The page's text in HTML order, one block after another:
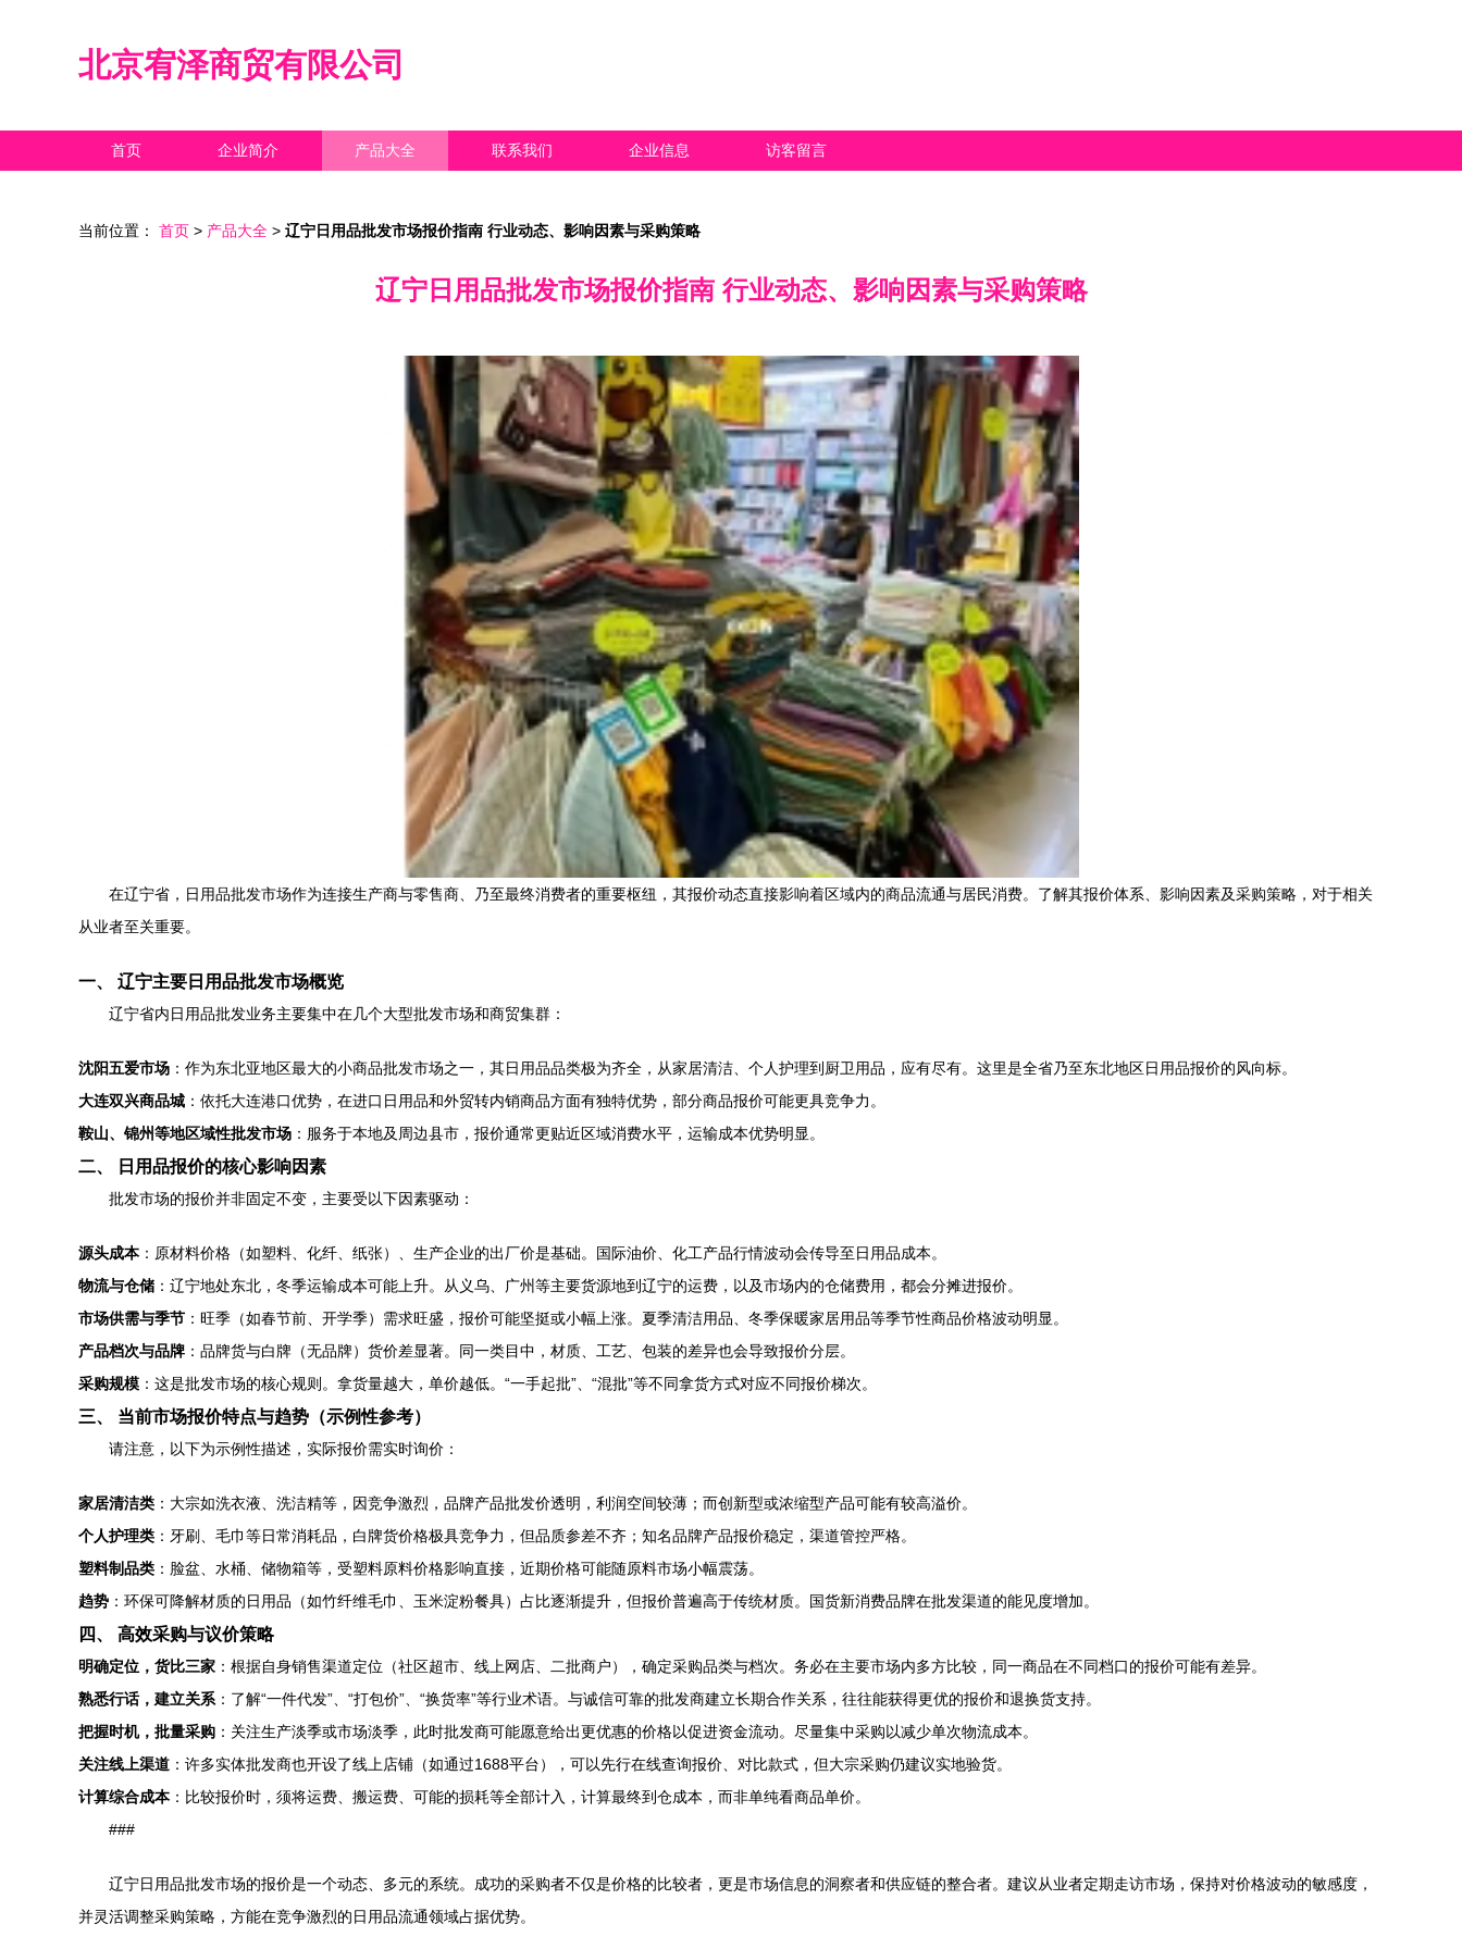
北京宥泽商贸有限公司
首页 企业简介 产品大全 联系我们 企业信息 访客留言
当前位置： 首页 > 产品大全 > 辽宁日用品批发市场报价指南 行业动态、影响因素与采购策略
辽宁日用品批发市场报价指南 行业动态、影响因素与采购策略
在辽宁省，日用品批发市场作为连接生产商与零售商、乃至最终消费者的重要枢纽，其报价动态直接影响着区域内的商品流通与居民消费。了解其报价体系、影响因素及采购策略，对于相关
从业者至关重要。
一、 辽宁主要日用品批发市场概览
辽宁省内日用品批发业务主要集中在几个大型批发市场和商贸集群：
沈阳五爱市场 ：作为东北亚地区最大的小商品批发市场之一，其日用品品类极为齐全，从家居清洁、个人护理到厨卫用品，应有尽有。这里是全省乃至东北地区日用品报价的风向标。
大连双兴商品城 ：依托大连港口优势，在进口日用品和外贸转内销商品方面有独特优势，部分商品报价可能更具竞争力。
鞍山、锦州等地区域性批发市场 ：服务于本地及周边县市，报价通常更贴近区域消费水平，运输成本优势明显。
二、 日用品报价的核心影响因素
批发市场的报价并非固定不变，主要受以下因素驱动：
源头成本：原材料价格（如塑料、化纤、纸张）、生产企业的出厂价是基础。国际油价、化工产品行情波动会传导至日用品成本。
物流与仓储 ：辽宁地处东北，冬季运输成本可能上升。从义乌、广州等主要货源地到辽宁的运费，以及市场内的仓储费用，都会分摊进报价。
市场供需与季节 ：旺季（如春节前、开学季）需求旺盛，报价可能坚挺或小幅上涨。夏季清洁用品、冬季保暖家居用品等季节性商品价格波动明显。
产品档次与品牌 ：品牌货与白牌（无品牌）货价差显著。同一类目中，材质、工艺、包装的差异也会导致报价分层。
采购规模 ：这是批发市场的核心规则。拿货量越大，单价越低。“一手起批”、“混批”等不同拿货方式对应不同报价梯次。
三、 当前市场报价特点与趋势（示例性参考）
请注意，以下为示例性描述，实际报价需实时询价：
家居清洁类 ：大宗如洗衣液、洗洁精等，因竞争激烈，品牌产品批发价透明，利润空间较薄；而创新型或浓缩型产品可能有较高溢价。
个人护理类 ：牙刷、毛巾等日常消耗品，白牌货价格极具竞争力，但品质参差不齐；知名品牌产品报价稳定，渠道管控严格。
塑料制品类 ：脸盆、水桶、储物箱等，受塑料原料价格影响直接，近期价格可能随原料市场小幅震荡。
趋势 ：环保可降解材质的日用品（如竹纤维毛巾、玉米淀粉餐具）占比逐渐提升，但报价普遍高于传统材质。国货新消费品牌在批发渠道的能见度增加。
四、 高效采购与议价策略
明确定位，货比三家 ：根据自身销售渠道定位（社区超市、线上网店、二批商户），确定采购品类与档次。务必在主要市场内多方比较，同一商品在不同档口的报价可能有差异。
熟悉行话，建立关系 ：了解“一件代发”、“打包价”、“换货率”等行业术语。与诚信可靠的批发商建立长期合作关系，往往能获得更优的报价和退换货支持。
把握时机，批量采购 ：关注生产淡季或市场淡季，此时批发商可能愿意给出更优惠的价格以促进资金流动。尽量集中采购以减少单次物流成本。
关注线上渠道 ：许多实体批发商也开设了线上店铺（如通过1688平台），可以先行在线查询报价、对比款式，但大宗采购仍建议实地验货。
计算综合成本：比较报价时，须将运费、搬运费、可能的损耗等全部计入，计算最终到仓成本，而非单纯看商品单价。
###
辽宁日用品批发市场的报价是一个动态、多元的系统。成功的采购者不仅是价格的比较者，更是市场信息的洞察者和供应链的整合者。建议从业者定期走访市场，保持对价格波动的敏感度，
并灵活调整采购策略，方能在竞争激烈的日用品流通领域占据优势。